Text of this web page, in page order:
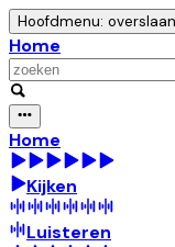
Hoofdmenu: overslaan
Home
Home
Kijken
Luisteren